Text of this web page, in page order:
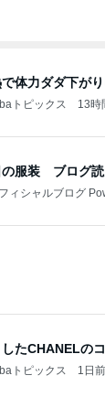
体力ダダ下が
トピックス 13時
服装 ブログ読
ィシャルブログ
たCHANELの
トピックス 1日前